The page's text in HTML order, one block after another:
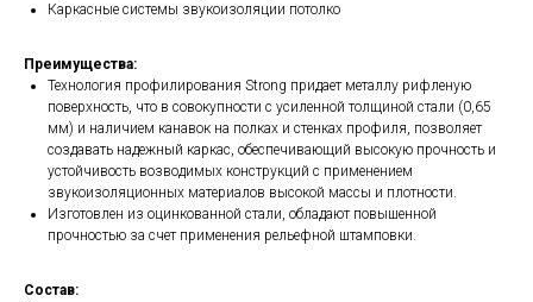
Каркасные системы звукоизоляции потолко
Преимущества:
Технология профилирования Strong придает металлу рифленую
поверхность, что в совокупности с усиленной толщиной стали (0,65
мм) и наличием канавок на полках и стенках профиля, позволяет
создавать надежный каркас, обеспечивающий высокую прочность и
устойчивость возводимых конструкций с применением
звукоизоляционных материалов высокой массы и плотности.
Изготовлен из оцинкованной стали, обладают повышенной
прочностью за счет применения рельефной штамповки.
Состав: